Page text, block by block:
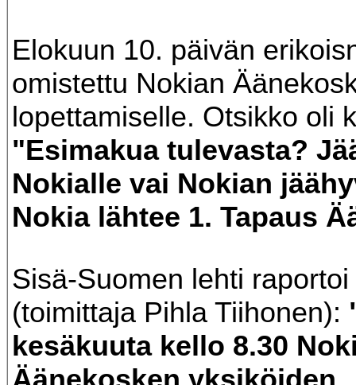
Elokuun 10. päivän
omistettu Nokian
lopettamiselle. Otsikko oli
"Esimakua tulevasta?
Nokialle vai Nokian
Nokia lähtee 1. Tapaus
Sisä-Suomen lehti
(toimittaja Pihla Tiihonen):
kesäkuuta kello 8.30